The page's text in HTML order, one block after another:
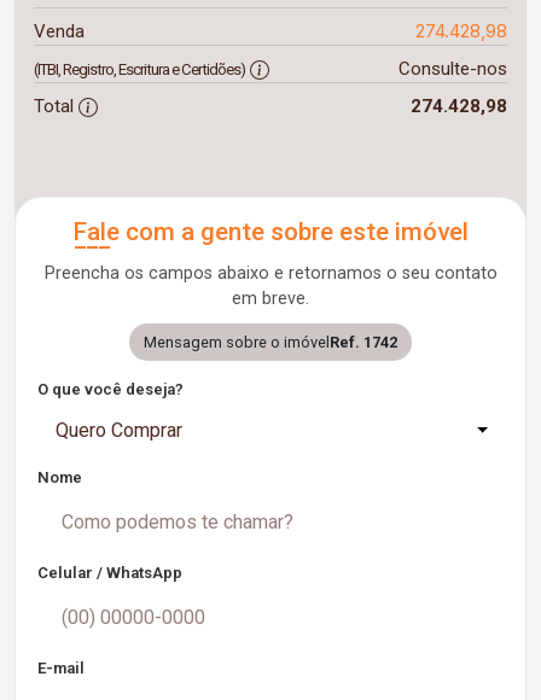
Venda 274.428,98
(ITBI, Registro, Escritura e Certidões)
Consulte-nos
Total
274.428,98
Fale com a gente sobre este imóvel
Preencha os campos abaixo e retornamos o seu contato
em breve.
Mensagem sobre o imóvel Ref. 1742
O que você deseja?
Quero Comprar
Nome
Celular / WhatsApp
E-mail